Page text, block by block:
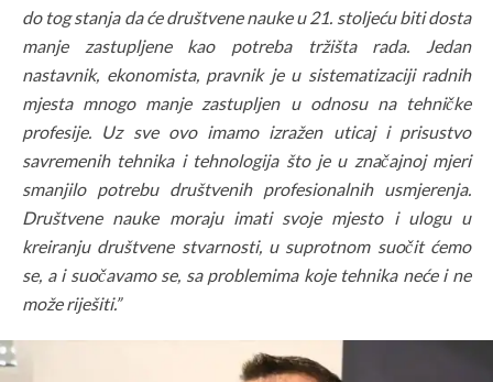
do tog stanja da će društvene nauke u 21. stoljeću biti dosta
manje zastupljene kao potreba tržišta rada. Jedan
nastavnik, ekonomista, pravnik je u sistematizaciji radnih
mjesta mnogo manje zastupljen u odnosu na tehničke
profesije. Uz sve ovo imamo izražen uticaj i prisustvo
savremenih tehnika i tehnologija što je u značajnoj mjeri
smanjilo potrebu društvenih profesionalnih usmjerenja.
Društvene nauke moraju imati svoje mjesto i ulogu u
kreiranju društvene stvarnosti, u suprotnom suočit ćemo
se, a i suočavamo se, sa problemima koje tehnika neće i ne
može riješiti.”